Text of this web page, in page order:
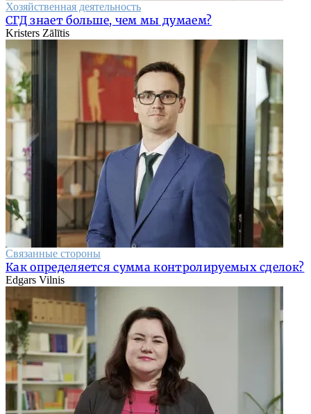
Хозяйственная деятельность
СГД знает больше, чем мы думаем?
Kristers Zālītis
Связанные стороны
Как определяется сумма контролируемых сделок?
Edgars Vilnis